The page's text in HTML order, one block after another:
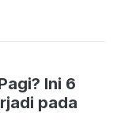
Ini 6
pada